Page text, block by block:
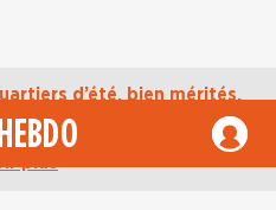
d’été, bien mérités,
D’ici là, retrouvez
notre compte Bluesky. En